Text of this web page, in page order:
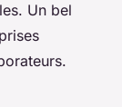
Un bel